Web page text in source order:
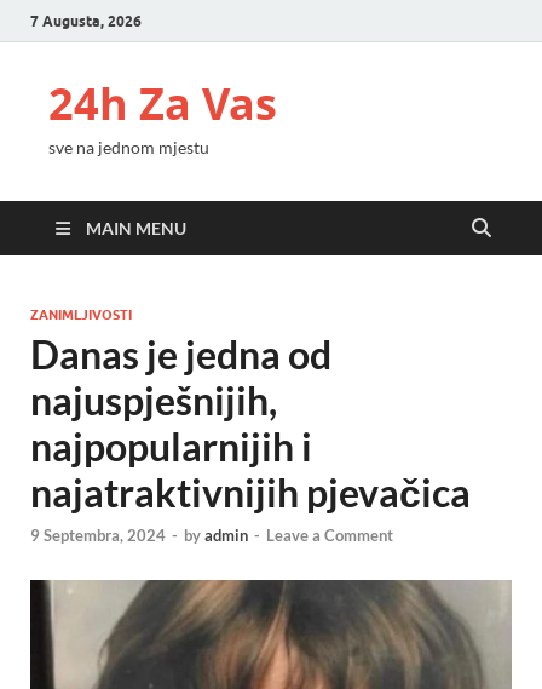
7 Augusta, 2026
24h Za Vas
sve na jednom mjestu
MAIN MENU
ZANIMLJIVOSTI
Danas je jedna od
najuspješnijih,
najpopularnijih i
najatraktivnijih pjevačica
9 Septembra, 2024 - byadmin - Leave a Comment